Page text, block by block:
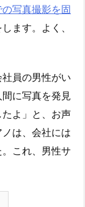
写真撮影を固
ます。よく、
員の男性がい
に写真を発見
よ」と、お声
は、会社には
これ、男性サ